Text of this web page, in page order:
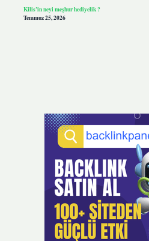
Kilis’in neyi meşhur hediyelik ?
Temmuz 25, 2026